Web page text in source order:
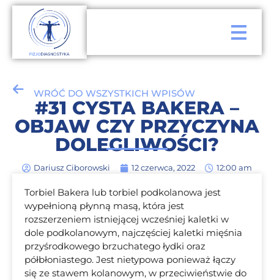
WRÓĆ DO WSZYSTKICH WPISÓW
#31 CYSTA BAKERA –
OBJAW CZY PRZYCZYNA
DOLEGLIWOŚCI?
Dariusz Ciborowski 12 czerwca, 2022 12:00 am
Torbiel Bakera lub torbiel podkolanowa jest
wypełnioną płynną masą, która jest
rozszerzeniem istniejącej wcześniej kaletki w
dole podkolanowym, najczęściej kaletki mięśnia
przyśrodkowego brzuchatego łydki oraz
półbłoniastego. Jest nietypowa ponieważ łączy
się ze stawem kolanowym, w przeciwieństwie do